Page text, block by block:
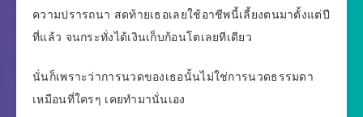
ความปรารถนา สดท้ายเธอเลยใช้อาชีพนี้เลี้ยงตนมาตั้งแต่ปี
ที่แล้ว จนกระทั่งได้เงินเก็บก้อนโตเลยทีเดียว
นั่นก็เพราะว่าการนวดของเธอนั้นไม่ใช่การนวดธรรมดา
เหมือนที่ใครๆ เคยทำมานั่นเอง